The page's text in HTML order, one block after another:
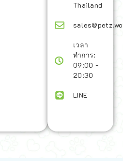
Thailand
เวลา
ทำการ:
09:00 -
20:30
LINE